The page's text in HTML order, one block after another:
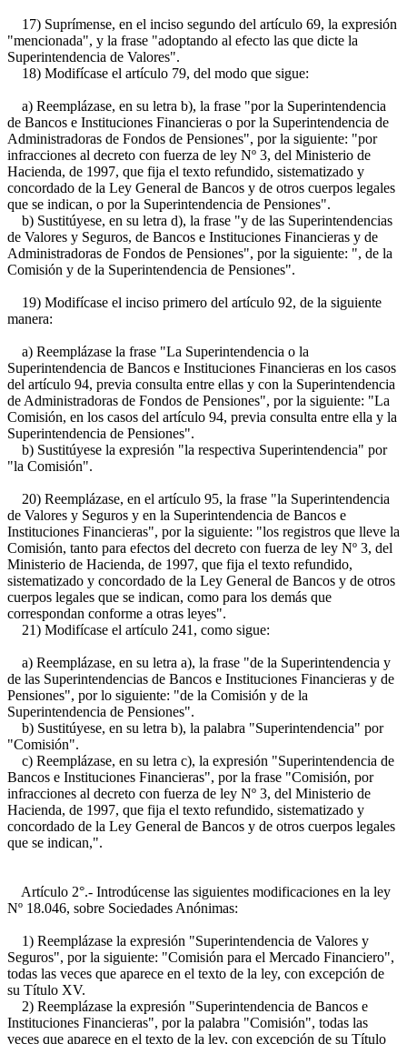
17) Suprímense, en el inciso segundo del artículo 69, la expresión
"mencionada", y la frase "adoptando al efecto las que dicte la
Superintendencia de Valores".
18) Modifícase el artículo 79, del modo que sigue:
a) Reemplázase, en su letra b), la frase "por la Superintendencia
de Bancos e Instituciones Financieras o por la Superintendencia de
Administradoras de Fondos de Pensiones", por la siguiente: "por
infracciones al decreto con fuerza de ley Nº 3, del Ministerio de
Hacienda, de 1997, que fija el texto refundido, sistematizado y
concordado de la Ley General de Bancos y de otros cuerpos legales
que se indican, o por la Superintendencia de Pensiones".
b) Sustitúyese, en su letra d), la frase "y de las Superintendencias
de Valores y Seguros, de Bancos e Instituciones Financieras y de
Administradoras de Fondos de Pensiones", por la siguiente: ", de la
Comisión y de la Superintendencia de Pensiones".
19) Modifícase el inciso primero del artículo 92, de la siguiente
manera:
a) Reemplázase la frase "La Superintendencia o la
Superintendencia de Bancos e Instituciones Financieras en los casos
del artículo 94, previa consulta entre ellas y con la Superintendencia
de Administradoras de Fondos de Pensiones", por la siguiente: "La
Comisión, en los casos del artículo 94, previa consulta entre ella y la
Superintendencia de Pensiones".
b) Sustitúyese la expresión "la respectiva Superintendencia" por
"la Comisión".
20) Reemplázase, en el artículo 95, la frase "la Superintendencia
de Valores y Seguros y en la Superintendencia de Bancos e
Instituciones Financieras", por la siguiente: "los registros que lleve la
Comisión, tanto para efectos del decreto con fuerza de ley Nº 3, del
Ministerio de Hacienda, de 1997, que fija el texto refundido,
sistematizado y concordado de la Ley General de Bancos y de otros
cuerpos legales que se indican, como para los demás que
correspondan conforme a otras leyes".
21) Modifícase el artículo 241, como sigue:
a) Reemplázase, en su letra a), la frase "de la Superintendencia y
de las Superintendencias de Bancos e Instituciones Financieras y de
Pensiones", por lo siguiente: "de la Comisión y de la
Superintendencia de Pensiones".
b) Sustitúyese, en su letra b), la palabra "Superintendencia" por
"Comisión".
c) Reemplázase, en su letra c), la expresión "Superintendencia de
Bancos e Instituciones Financieras", por la frase "Comisión, por
infracciones al decreto con fuerza de ley Nº 3, del Ministerio de
Hacienda, de 1997, que fija el texto refundido, sistematizado y
concordado de la Ley General de Bancos y de otros cuerpos legales
que se indican,".
Artículo 2°.- Introdúcense las siguientes modificaciones en la ley
Nº 18.046, sobre Sociedades Anónimas:
1) Reemplázase la expresión "Superintendencia de Valores y
Seguros", por la siguiente: "Comisión para el Mercado Financiero",
todas las veces que aparece en el texto de la ley, con excepción de
su Título XV.
2) Reemplázase la expresión "Superintendencia de Bancos e
Instituciones Financieras", por la palabra "Comisión", todas las
veces que aparece en el texto de la ley, con excepción de su Título